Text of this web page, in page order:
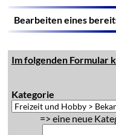
Bearbeiten eines
Im folgenden Formular
Kategorie
=> eine neue